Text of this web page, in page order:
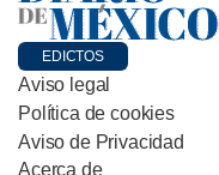
EDICTOS
Aviso legal
Política de cookies
Aviso de Privacidad
Acerca de